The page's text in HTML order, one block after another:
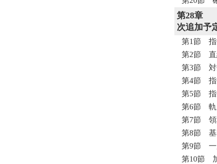
第28章
次追加予
第1節 指
第2節
第3節
第4節 指
第5節 指
第6節
第7節
第8節 基
第9節 一
第10節